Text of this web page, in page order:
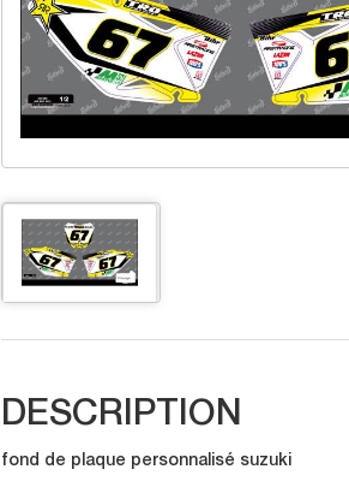
Bud Monster 2018
119.00 €83.30 €
DESCRIPTION
fond de plaque personnalisé suzuki